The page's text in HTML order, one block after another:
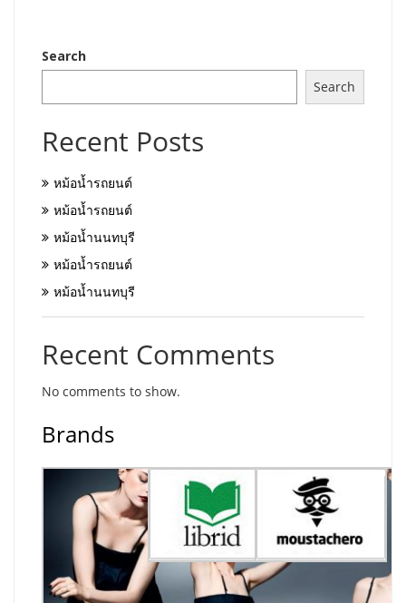
Search
Search
Recent Posts
หม้อน้ำรถยนต์
หม้อน้ำรถยนต์
หม้อน้ำนนทบุรี
หม้อน้ำรถยนต์
หม้อน้ำนนทบุรี
Recent Comments
No comments to show.
Brands